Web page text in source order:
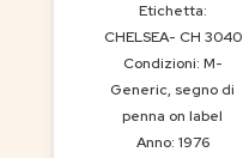
Etichetta:
CHELSEA- CH 3040
Condizioni: M-
Generic, segno di
penna on label
Anno: 1976